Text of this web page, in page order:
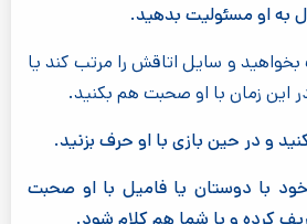
بخواهید و سایل اتاقش را مرتب کند یا
این زمان با او صحبت هم بکنید.
خود با دوستان یا فامیل با او صحبت
کرده و با شما هم کلام شود.